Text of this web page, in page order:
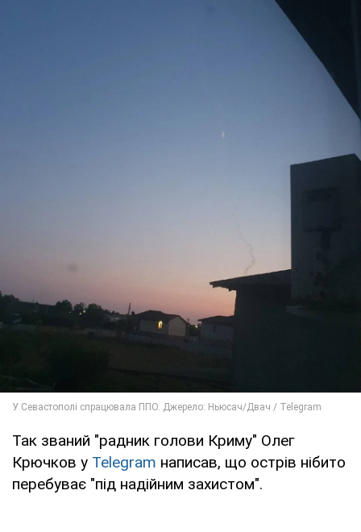
Так званий "радник голови Криму" Олег
Крючков у Telegram написав, що острів нібито
перебуває "під надійним захистом".